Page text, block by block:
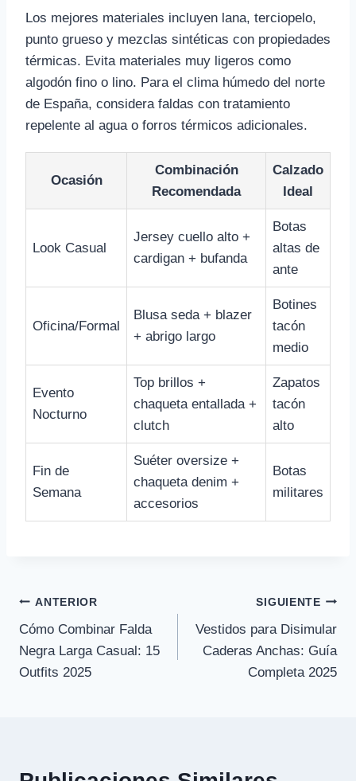
Los mejores materiales incluyen lana, terciopelo,
punto grueso y mezclas sintéticas con propiedades
térmicas. Evita materiales muy ligeros como
algodón fino o lino. Para el clima húmedo del norte
de España, considera faldas con tratamiento
repelente al agua o forros térmicos adicionales.
Ocasión
Combinación
Recomendada
Calzado
Ideal
Look Casual
Jersey cuello alto +
cardigan + bufanda
Botas
altas de
ante
Oficina/Formal
Blusa seda + blazer
+ abrigo largo
Botines
tacón
medio
Evento
Nocturno
Top brillos +
chaqueta entallada +
clutch
Zapatos
tacón
alto
Fin de
Semana
Suéter oversize +
chaqueta denim +
accesorios
Botas
militares
Navegación
de
entradas
ANTERIOR
Cómo Combinar Falda
Negra Larga Casual: 15
Outfits 2025
SIGUIENTE
Vestidos para Disimular
Caderas Anchas: Guía
Completa 2025